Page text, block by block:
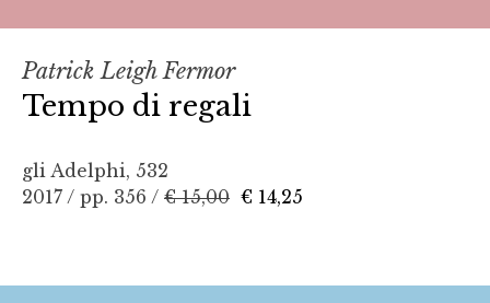
Patrick Leigh Fermor
Tempo di regali
gli Adelphi, 532
2017 / pp. 356 / € 15,00 € 14,25